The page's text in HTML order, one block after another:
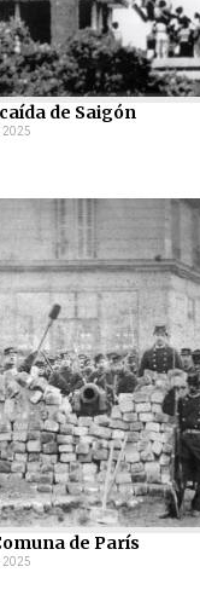
de Saigón
2025
de París
2025